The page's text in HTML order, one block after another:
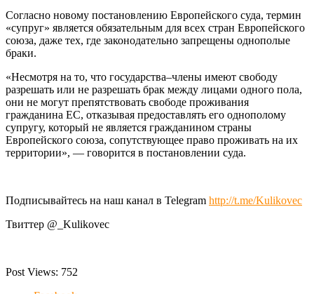
Согласно новому постановлению Европейского суда, термин
«супруг» является обязательным для всех стран Европейского
союза, даже тех, где законодательно запрещены однополые
браки.
«Несмотря на то, что государства–члены имеют свободу
разрешать или не разрешать брак между лицами одного пола,
они не могут препятствовать свободе проживания
гражданина ЕС, отказывая предоставлять его однополому
супругу, который не является гражданином страны
Европейского союза, сопутствующее право проживать на их
территории», — говорится в постановлении суда.
Подписывайтесь на наш канал в Telegram http://t.me/Kulikovec
Твиттер @_Kulikovec
Post Views: 752